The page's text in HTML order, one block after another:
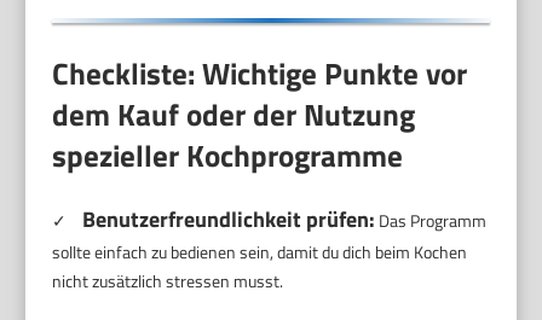
Checkliste: Wichtige Punkte vor
dem Kauf oder der Nutzung
spezieller Kochprogramme
✓ Benutzerfreundlichkeit prüfen: Das Programm
sollte einfach zu bedienen sein, damit du dich beim Kochen
nicht zusätzlich stressen musst.